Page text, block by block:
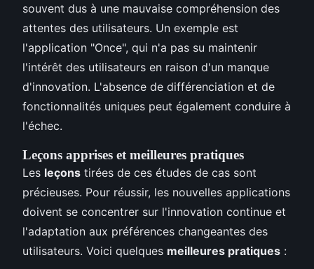
souvent dus à une mauvaise compréhension des
attentes des utilisateurs. Un exemple est
l'application "Once", qui n'a pas su maintenir
l'intérêt des utilisateurs en raison d'un manque
d'innovation. L'absence de différenciation et de
fonctionnalités uniques peut également conduire à
l'échec.
Leçons apprises et meilleures pratiques
Les leçons tirées de ces études de cas sont
précieuses. Pour réussir, les nouvelles applications
doivent se concentrer sur l'innovation continue et
l'adaptation aux préférences changeantes des
utilisateurs. Voici quelques meilleures pratiques :